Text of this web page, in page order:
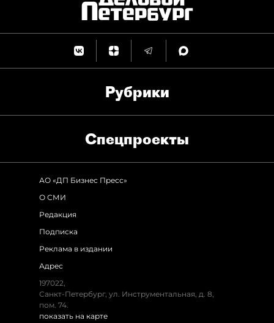
Рубрики
Спец­проекты
АО «ДП Бизнес Пресс»
О СМИ
Редакция
Подписка
Реклама в издании
Адрес
197022,
Санкт-Петербург, ул. Инструментальная, д. 8,
пом. 74.
показать на карте